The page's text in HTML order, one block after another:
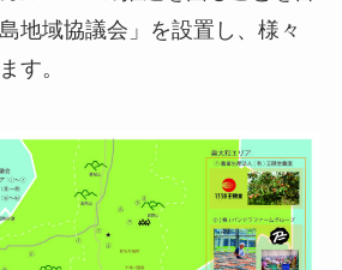
地域協議会」を設置し、様々
す。